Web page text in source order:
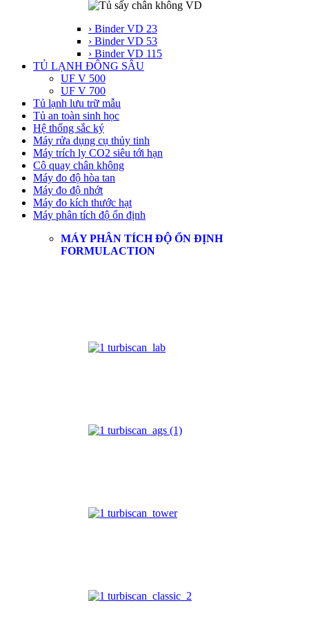
› Binder VD 23
› Binder VD 53
› Binder VD 115
TỦ LẠNH ĐÔNG SÂU
UF V 500
UF V 700
Tủ lạnh lưu trữ mẫu
Tủ an toàn sinh học
Hệ thống sắc ký
Máy rửa dụng cụ thủy tinh
Máy trích ly CO2 siêu tới hạn
Cô quay chân không
Máy đo độ hòa tan
Máy đo độ nhớt
Máy đo kích thước hạt
Máy phân tích độ ổn định
MÁY PHÂN TÍCH ĐỘ ỔN ĐỊNH
FORMULACTION